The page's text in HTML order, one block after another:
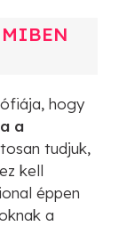
MIBEN
hogy
a
tudjuk,
kell
éppen
a